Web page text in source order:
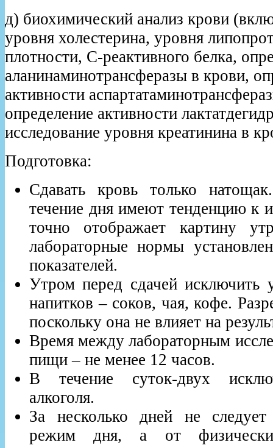
д) биохимический анализ крови
уровня холестерина, уровня
плотности, С-реактивного белка,
аланинаминотрансферазы в крови,
активности
определение активности
исследование уровня креатинина в
Подготовка:
Сдавать кровь только
течение дня имеют тенденцию к
точно отображает картину
лабораторные нормы
показателей.
Утром перед сдачей исключить
напитков – соков, чая, кофе.
поскольку она не влияет на
Время между лабораторным
пищи – не менее 12 часов.
В течение суток-двух
алкоголя.
За несколько дней не
режим дня, а от